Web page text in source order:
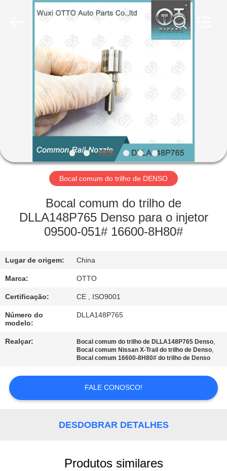
PARA
CASA
PRODUTOS
SOBRE
NÓS
FÁBRICA
DE
QUALIDADE
CONTACTE-
NOS
UM
ORÇAMENTO
Bocal comum do trilho de DENSO
Bocal comum do trilho de
DLLA148P765 Denso para o injetor
09500-051# 16600-8H80#
Lugar de origem: China
Marca: OTTO
Certificação: CE , ISO9001
Número do
modelo:
DLLA148P765
Realçar: Bocal comum do trilho de DLLA148P765 Denso,
Bocal comum Nissan X-Trail do trilho de Denso,
Bocal comum 16600-8H80# do trilho de Denso
FALE CONOSCO!
DESDOBRAR DETALHES
Produtos similares